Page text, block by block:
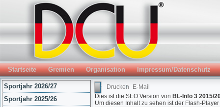
Startseite Gremien Organisation Impressum/Datenschutz
Sportjahr 2026/27
Sportjahr 2025/26
Drucken
E-Mail
Dies ist die SEO Version von BL-Info 3 2015/
Um diesen Inhalt zu sehen ist der Flash-